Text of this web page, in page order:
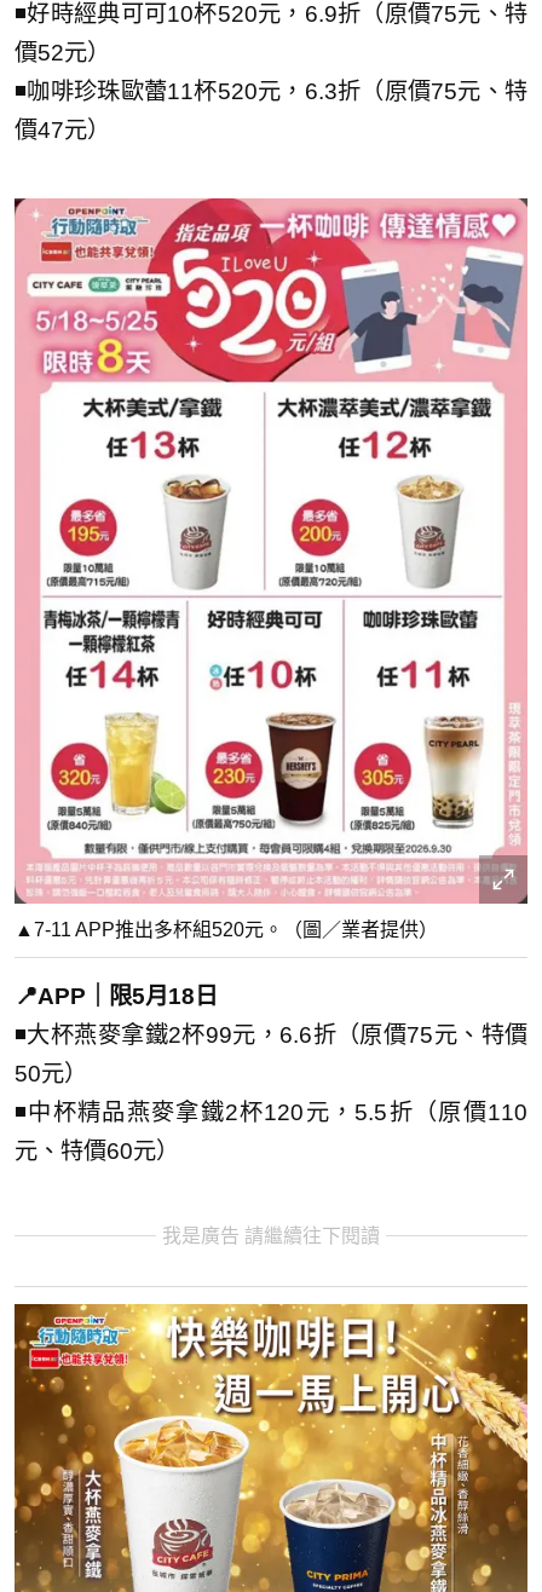
◾好時經典可可10杯520元，6.9折（原價75元、特
價52元）
◾咖啡珍珠歐蕾11杯520元，6.3折（原價75元、特
價47元）
▲7-11 APP推出多杯組520元。（圖／業者提供）
📍APP｜限5月18日
◾大杯燕麥拿鐵2杯99元，6.6折（原價75元、特價
50元）
◾中杯精品燕麥拿鐵2杯120元，5.5折（原價110
元、特價60元）
我是廣告 請繼續往下閱讀